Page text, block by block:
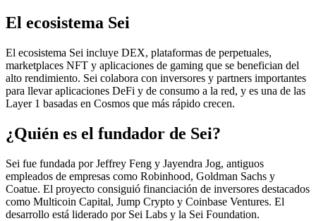
El ecosistema Sei
El ecosistema Sei incluye DEX, plataformas de perpetuales,
marketplaces NFT y aplicaciones de gaming que se benefician del
alto rendimiento. Sei colabora con inversores y partners importantes
para llevar aplicaciones DeFi y de consumo a la red, y es una de las
Layer 1 basadas en Cosmos que más rápido crecen.
¿Quién es el fundador de Sei?
Sei fue fundada por Jeffrey Feng y Jayendra Jog, antiguos
empleados de empresas como Robinhood, Goldman Sachs y
Coatue. El proyecto consiguió financiación de inversores destacados
como Multicoin Capital, Jump Crypto y Coinbase Ventures. El
desarrollo está liderado por Sei Labs y la Sei Foundation.